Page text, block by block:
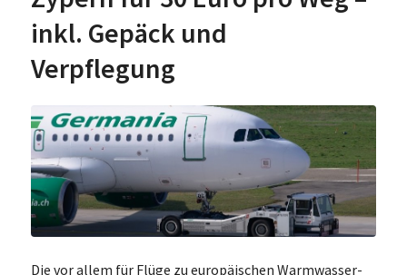
inkl. Gepäck und
Verpflegung
Die vor allem für Flüge zu europäischen Warmwasser-